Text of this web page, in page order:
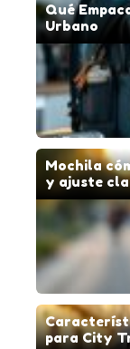
Qué
Urbano
Mochila
y ajuste
para City